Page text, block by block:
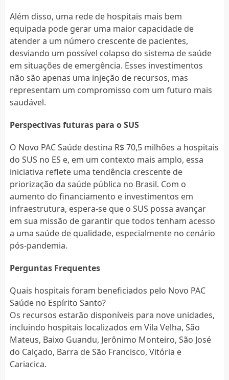
Além disso, uma rede de hospitais mais bem
equipada pode gerar uma maior capacidade de
atender a um número crescente de pacientes,
desviando um possível colapso do sistema de saúde
em situações de emergência. Esses investimentos
não são apenas uma injeção de recursos, mas
representam um compromisso com um futuro mais
saudável.
Perspectivas futuras para o SUS
O Novo PAC Saúde destina R$ 70,5 milhões a hospitais
do SUS no ES e, em um contexto mais amplo, essa
iniciativa reflete uma tendência crescente de
priorização da saúde pública no Brasil. Com o
aumento do financiamento e investimentos em
infraestrutura, espera-se que o SUS possa avançar
em sua missão de garantir que todos tenham acesso
a uma saúde de qualidade, especialmente no cenário
pós-pandemia.
Perguntas Frequentes
Quais hospitais foram beneficiados pelo Novo PAC
Saúde no Espírito Santo?
Os recursos estarão disponíveis para nove unidades,
incluindo hospitais localizados em Vila Velha, São
Mateus, Baixo Guandu, Jerônimo Monteiro, São José
do Calçado, Barra de São Francisco, Vitória e
Cariacica.